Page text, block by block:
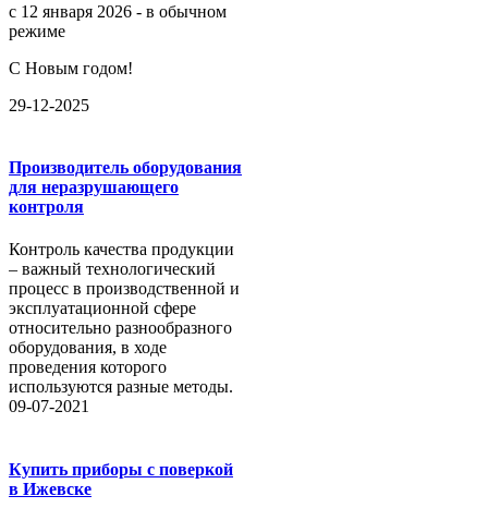
с 12 января 2026 - в обычном
режиме
С Новым годом!
29-12-2025
Производитель оборудования
для неразрушающего
контроля
Контроль качества продукции
– важный технологический
процесс в производственной и
эксплуатационной сфере
относительно разнообразного
оборудования, в ходе
проведения которого
используются разные методы.
09-07-2021
Купить приборы с поверкой
в Ижевске